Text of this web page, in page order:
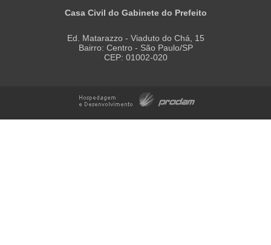
Casa Civil do Gabinete do Prefeito
Ed. Matarazzo - Viaduto do Chá, 15
Bairro: Centro - São Paulo/SP
CEP: 01002-020